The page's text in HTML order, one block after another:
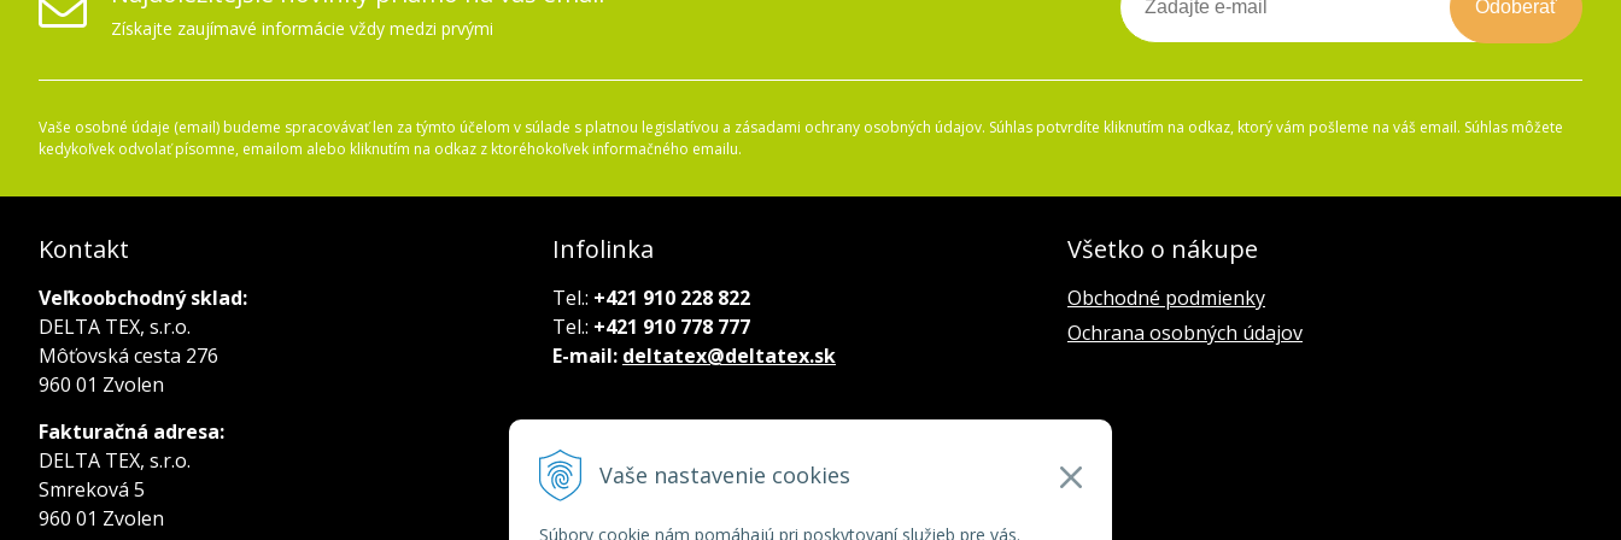
Vaše nastavenie cookies
Súbory cookie nám pomáhajú pri poskytovaní služieb pre vás.
Získajte zaujímavé informácie vždy medzi prvými
Odoberať
Vaše osobné údaje (email) budeme spracovávať len za týmto účelom v súlade s platnou legislatívou a zásadami ochrany osobných údajov. Súhlas potvrdíte kliknutím na odkaz, ktorý vám pošleme na váš email. Súhlas môžete
kedykoľvek odvolať písomne, emailom alebo kliknutím na odkaz z ktoréhokoľvek informačného emailu.
Kontakt
Veľkoobchodný sklad:
DELTA TEX, s.r.o.
Môťovská cesta 276
960 01 Zvolen
Fakturačná adresa:
DELTA TEX, s.r.o.
Smreková 5
960 01 Zvolen
Infolinka
Tel.: +421 910 228 822
Tel.: +421 910 778 777
E-mail: deltatex@deltatex.sk
Všetko o nákupe
Obchodné podmienky
Ochrana osobných údajov